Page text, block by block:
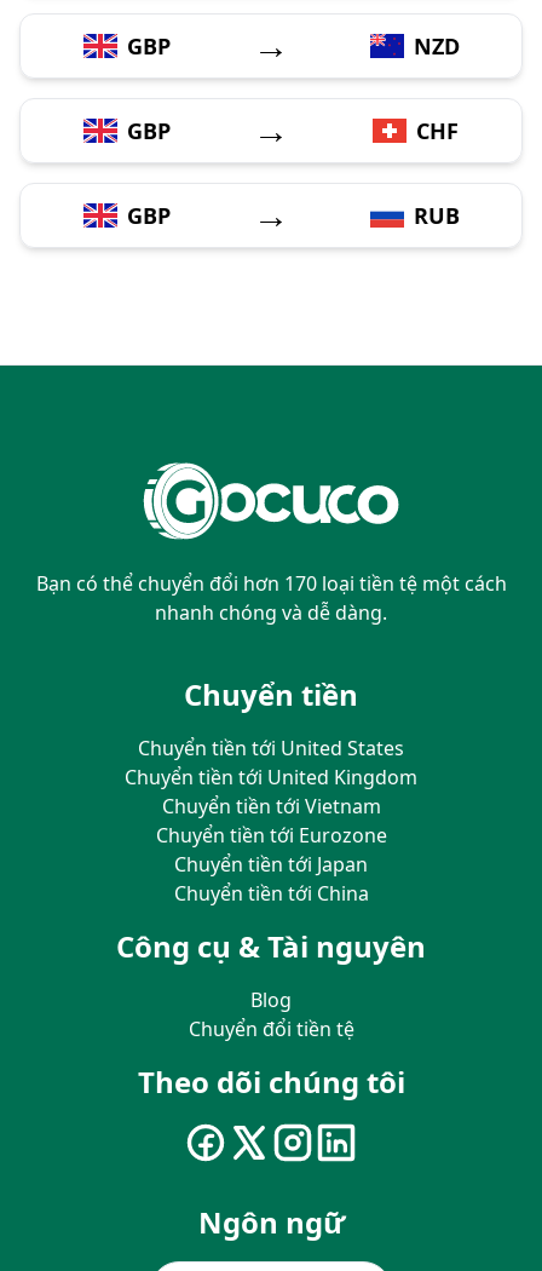
GBP → NZD
GBP → CHF
GBP → RUB
Bạn có thể chuyển đổi hơn 170 loại tiền tệ một cách
nhanh chóng và dễ dàng.
Chuyển tiền
Chuyển tiền tới United States
Chuyển tiền tới United Kingdom
Chuyển tiền tới Vietnam
Chuyển tiền tới Eurozone
Chuyển tiền tới Japan
Chuyển tiền tới China
Công cụ & Tài nguyên
Blog
Chuyển đổi tiền tệ
Theo dõi chúng tôi
Ngôn ngữ